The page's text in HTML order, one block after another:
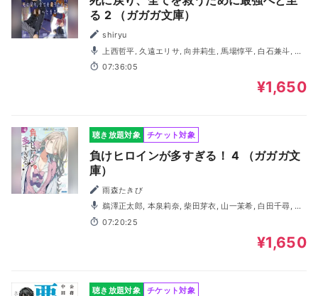
る 2 （ガガガ文庫）
shiryu
沢聡, 一宮麗, 神﨑桃伽, 橋本晃太朗, 合田葵
07:36:05
¥1,650
聴き放題対象 チケット対象
負けヒロインが多すぎる！ 4 （ガガガ文
庫）
雨森たきび
鵜澤正太郎, 本泉莉奈, 柴田芽衣, 山一茉希, 白田千尋, 渡
辺けあき, 釜澤希莉, 伊駒ゆりえ, 藪根依泉, 森川真紗子
07:20:25
¥1,650
聴き放題対象 チケット対象